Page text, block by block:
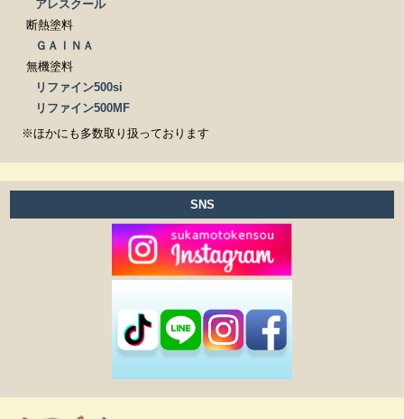
アレスクール
断熱塗料
ＧＡＩＮＡ
無機塗料
リファイン500si
リファイン500MF
※ほかにも多数取り扱っております
SNS